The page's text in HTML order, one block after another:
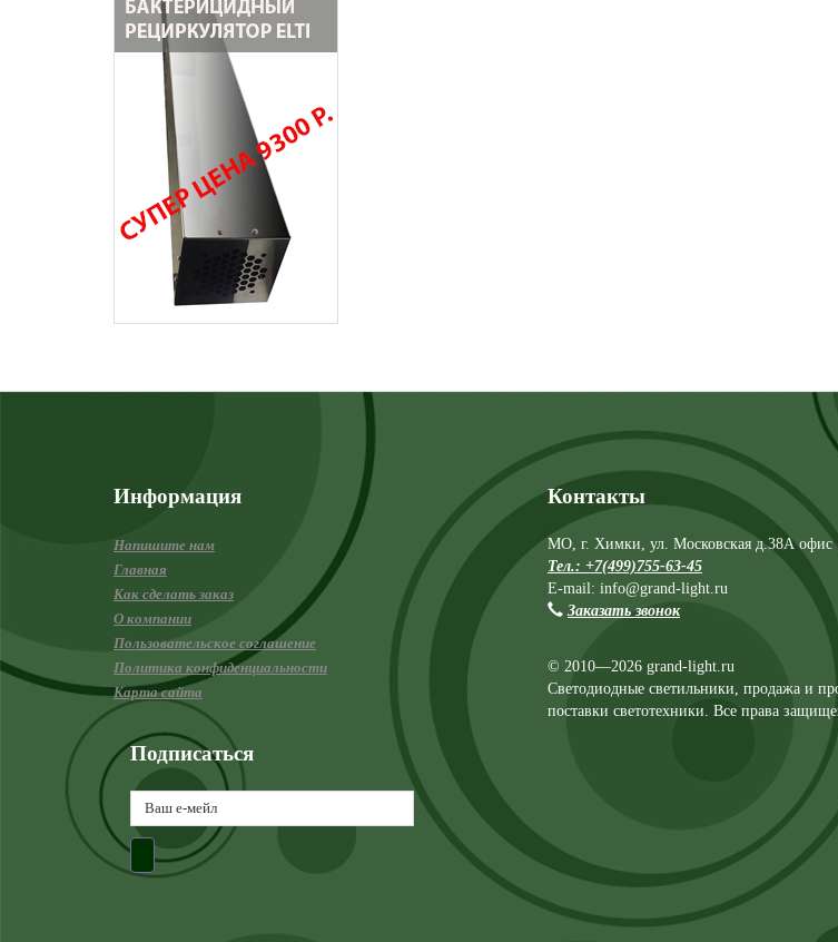
Информация
Напишите нам
Главная
Как сделать заказ
О компании
Пользовательское соглашение
Политика конфиденциальности
Карта сайта
Контакты
МО, г. Химки, ул. Московская д.38А офис
Тел.: +7(499)755-63-45
E-mail: info@grand-light.ru
Заказать звонок
© 2010—2026 grand-light.ru
Светодиодные светильники, продажа и
поставки светотехники. Все права
Подписаться